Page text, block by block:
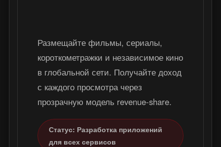
Размещайте фильмы, сериалы,
короткометражки и независимое кино
в глобальной сети. Получайте доход
с каждого просмотра через
прозрачную модель revenue-share.
Статус: Разработка приложений
для всех сервисов